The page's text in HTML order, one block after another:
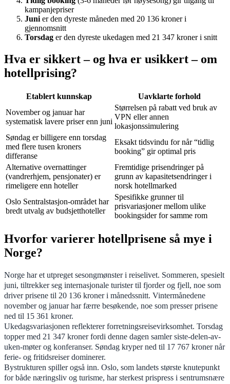
kampanjepriser
Junier den dyreste måneden med 20 136 kroner i
gjennomsnitt
Torsdag er den dyreste ukedagen med 21 347 kroner i snitt
Hva er sikkert – og hva er usikkert – om
hotellprising?
Etablert kunnskap
Uavklarte forhold
November og januar har
systematisk lavere priser enn juni
Størrelsen på rabatt ved bruk av
VPN eller annen
lokasjonssimulering
Søndag er billigere enn torsdag
med flere tusen kroners
differanse
Eksakt tidsvindu for når “tidlig
booking” gir optimal pris
Alternative overnattinger
(vandrerhjem, pensjonater) er
rimeligere enn hoteller
Fremtidige prisendringer på
grunn av kapasitetsendringer i
norsk hotellmarked
Oslo Sentralstasjon-området har
bredt utvalg av budsjetthoteller
Spesifikke grunner til
prisvariasjoner mellom ulike
bookingsider for samme rom
Hvorfor varierer hotellprisene så mye i
Norge?
Norge har et utpreget sesongmønster i reiselivet. Sommeren, spesielt
juni, tiltrekker seg internasjonale turister til fjorder og fjell, noe som
driver prisene til 20 136 kroner i månedssnitt. Vintermånedene
november og januar har færre besøkende, noe som presser prisene
ned til 15 361 kroner.
Ukedagsvariasjonen reflekterer forretningsreisevirksomhet. Torsdag
topper med 21 347 kroner fordi denne dagen samler siste-delen-av-
uken-møter og konferanser. Søndag kryper ned til 17 767 kroner når
ferie- og fritidsreiser dominerer.
Bystrukturen spiller også inn. Oslo, som landets største knutepunkt
for både næringsliv og turisme, har sterkest prispress i sentrumsnære